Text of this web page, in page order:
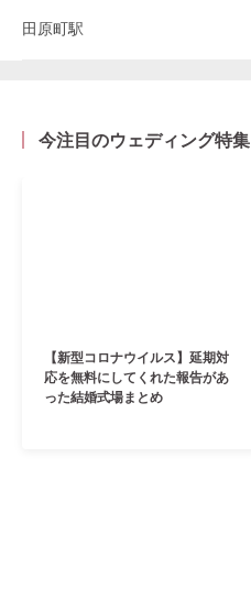
田原町駅
今注目のウェディング特集
【新型コロナウイルス】延期対
応を無料にしてくれた報告があ
った結婚式場まとめ